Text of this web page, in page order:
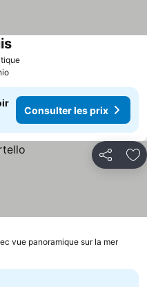
Consulter les prix
Consulter les prix
Consulter les prix
Partager
vue panoramique sur la mer